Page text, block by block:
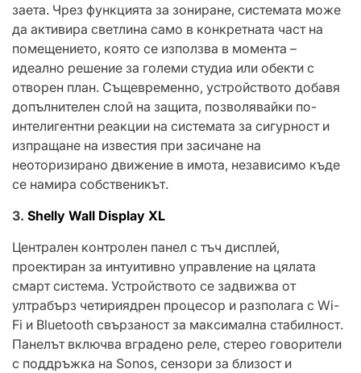
заета. Чрез функцията за зониране, системата може
да активира светлина само в конкретната част на
помещението, която се използва в момента –
идеално решение за големи студиа или обекти с
отворен план. Същевременно, устройството добавя
допълнителен слой на защита, позволявайки по-
интелигентни реакции на системата за сигурност и
изпращане на известия при засичане на
неоторизирано движение в имота, независимо къде
се намира собственикът.
3. Shelly Wall Display XL
Централен контролен панел с тъч дисплей,
проектиран за интуитивно управление на цялата
смарт система. Устройството се задвижва от
ултрабърз четириядрен процесор и разполага с Wi-
Fi и Bluetooth свързаност за максимална стабилност.
Панелът включва вградено реле, стерео говорители
с поддръжка на Sonos, сензори за близост и